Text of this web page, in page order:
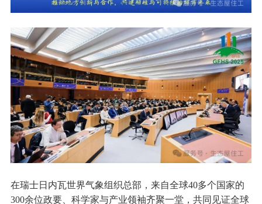
在瑞士日内瓦世界气象组织总部，来自全球40多个国家的
300余位政要、科学家与产业领袖齐聚一堂，共同见证全球